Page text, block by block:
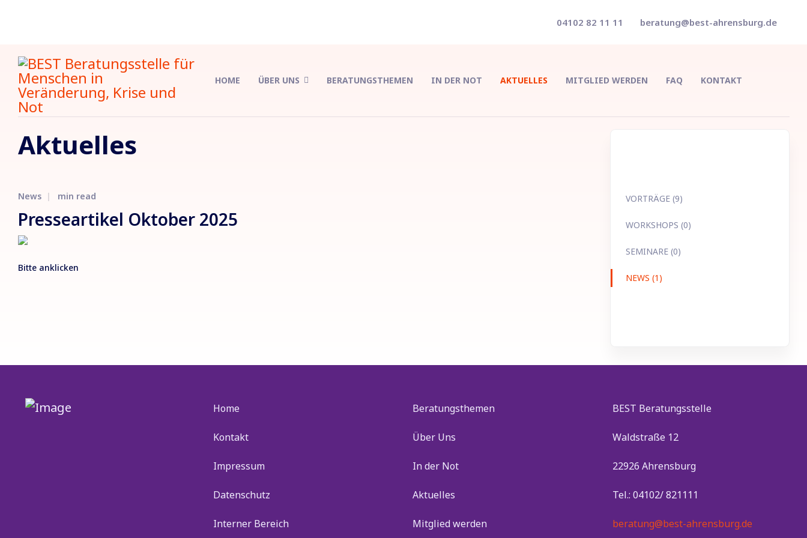
04102 82 11 11 beratung@best-ahrensburg.de
HOME ÜBER UNS BERATUNGSTHEMEN IN DER NOT AKTUELLES MITGLIED WERDEN FAQ KONTAKT
Aktuelles
News min read
Presseartikel Oktober 2025
Bitte anklicken
VORTRÄGE (9)
WORKSHOPS (0)
SEMINARE (0)
NEWS (1)
Home
Kontakt
Impressum
Datenschutz
Interner Bereich
Beratungsthemen
Über Uns
In der Not
Aktuelles
Mitglied werden
BEST Beratungsstelle
Waldstraße 12
22926 Ahrensburg
Tel.: 04102/ 821111
beratung@best-ahrensburg.de